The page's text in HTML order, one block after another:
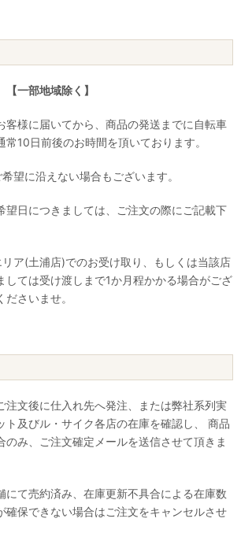
一部地域除く】
客様に届いてから、商品の発送までに自転車
10日前後のお時間を頂いております。
望に沿えない場合もございます。
望日につきましては、ご注文の際にご記載下
ア(土浦店)でのお受け取り、もしくは当該店
しては受け渡しまで1か月程かかる場合がござ
さいませ。
注文後に仕入れ先へ発注、または弊社系列実
ト及びル・サイク各店の在庫を確認し、 商品
のみ、ご注文確定メールを送信させて頂きま
にて売約済み、在庫更新不具合による在庫数
確保できない場合はご注文をキャンセルさせ